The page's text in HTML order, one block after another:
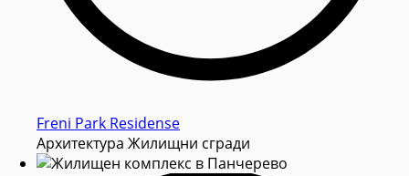
Freni Park Residense
Архитектура Жилищни сгради